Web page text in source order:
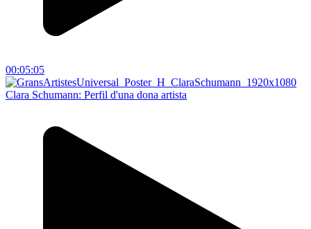
00:05:05
Clara Schumann: Perfil d'una dona artista